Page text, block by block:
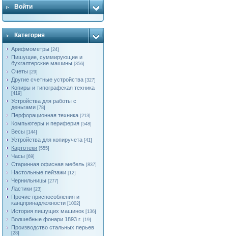
Войти
Категория
Арифмометры [24]
Пишущие, суммирующие и
бухгалтерские машины [356]
Счеты [29]
Другие счетные устройства [327]
Копиры и типографская техника
[419]
Устройства для работы с
деньгами [78]
Перфорационная техника [213]
Компьютеры и периферия [548]
Весы [144]
Устройства для копиручета [41]
Картотеки [555]
Часы [69]
Старинная офисная мебель [837]
Настольные пейзажи [12]
Чернильницы [277]
Ластики [23]
Прочие приспособления и
канцпринадлежности [1002]
История пишущих машинок [136]
Волшебные фонари 1893 г. [19]
Производство стальных перьев
[28]